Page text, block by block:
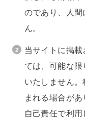
のであり、人
ん。
当サイトに掲
ては、可能な
いたしません
まれる場合が
自己責任で利用